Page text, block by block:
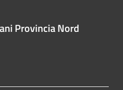
Provincia Nord